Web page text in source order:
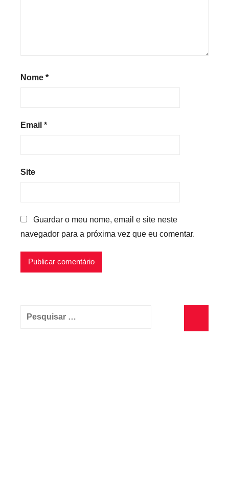
Nome *
Email *
Site
Guardar o meu nome, email e site neste
navegador para a próxima vez que eu comentar.
Pesquisar